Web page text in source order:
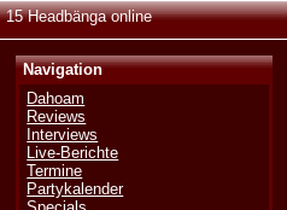
15 Headbänga online
Navigation
Dahoam
Reviews
Interviews
Live-Berichte
Termine
Partykalender